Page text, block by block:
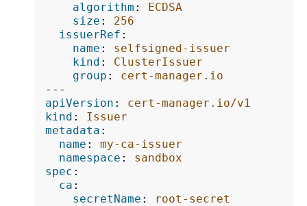
algorithm :
ECDSA
size :
256
issuerRef :
name :
selfsigned-issuer
kind :
ClusterIssuer
group :
cert-manager.io
---
apiVersion :
cert-manager.io/v1
kind :
Issuer
metadata :
name :
my-ca-issuer
namespace :
sandbox
spec :
ca :
secretName : root-secret